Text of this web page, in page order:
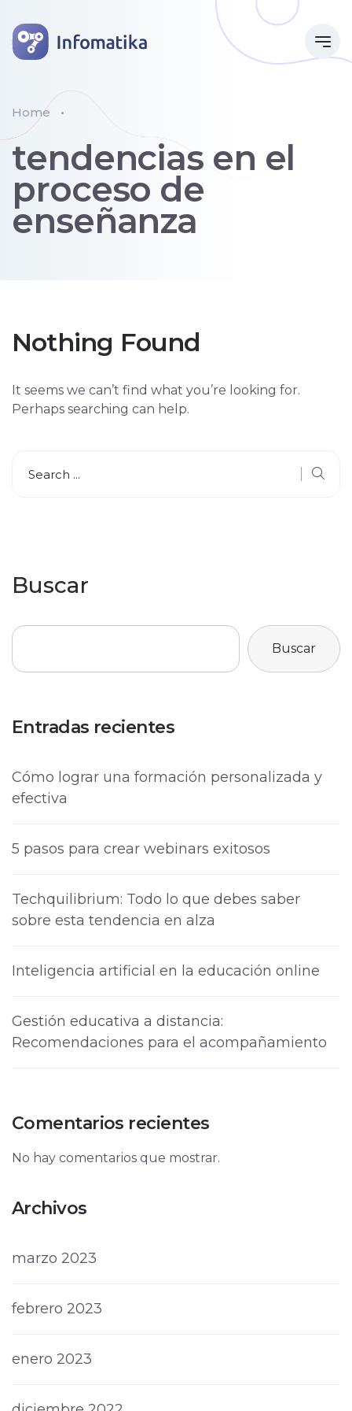
Home
tendencias en el
proceso de
enseñanza
Nothing Found
It seems we can’t find what you’re looking for.
Perhaps searching can help.
Buscar
Buscar
Entradas recientes
Cómo lograr una formación personalizada y
efectiva
5 pasos para crear webinars exitosos
Techquilibrium: Todo lo que debes saber
sobre esta tendencia en alza
Inteligencia artificial en la educación online
Gestión educativa a distancia:
Recomendaciones para el acompañamiento
Comentarios recientes
No hay comentarios que mostrar.
Archivos
marzo 2023
febrero 2023
enero 2023